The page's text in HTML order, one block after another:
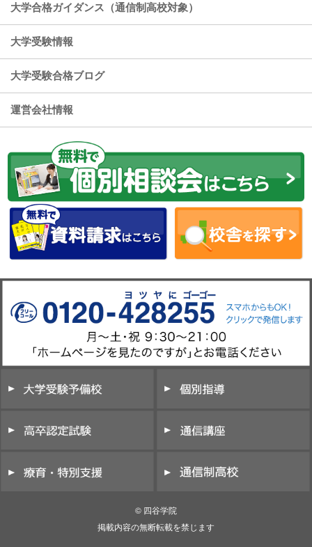
大学合格ガイダンス（通信制高校対象）
大学受験情報
大学受験合格ブログ
運営会社情報
© 四谷学院
掲載内容の無断転載を禁じます